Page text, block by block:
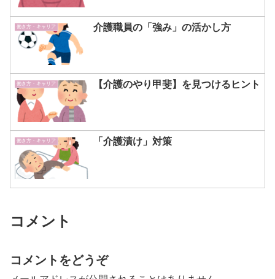
働き方・キャリア 介護職員の「強み」の活かし方
働き方・キャリア 【介護のやり甲斐】を見つけるヒント
働き方・キャリア 「介護漬け」対策
コメント
コメントをどうぞ